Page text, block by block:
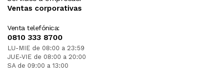
Ventas corporativas
Venta telefónica:
0810 333 8700
LU-MIE de 08:00 a 23:59
JUE-VIE de 08:00 a 20:00
SA de 09:00 a 13:00